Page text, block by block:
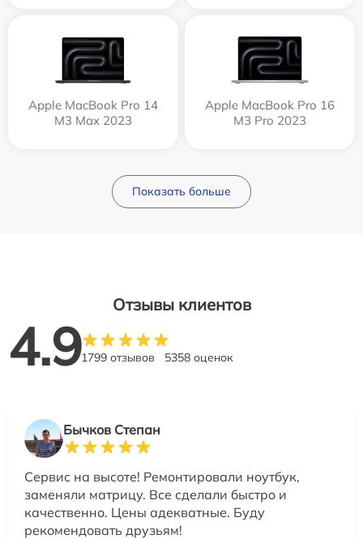
Apple MacBook Pro 14
M3 Max 2023
Apple MacBook Pro 16
M3 Pro 2023
Показать больше
Отзывы клиентов
4.91799 отзывов 5358 оценок
Бычков Степан
Сервис на высоте! Ремонтировали ноутбук,
заменяли матрицу. Все сделали быстро и
качественно. Цены адекватные. Буду
рекомендовать друзьям!